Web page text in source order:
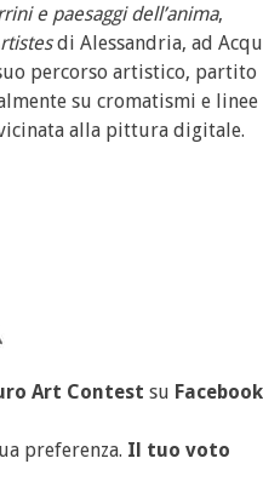
e paesaggi dell’anima,
di Alessandria, ad
percorso artistico, partito
su cromatismi e linee
alla pittura digitale.
Art Contest su Facebook
preferenza. Il tuo voto